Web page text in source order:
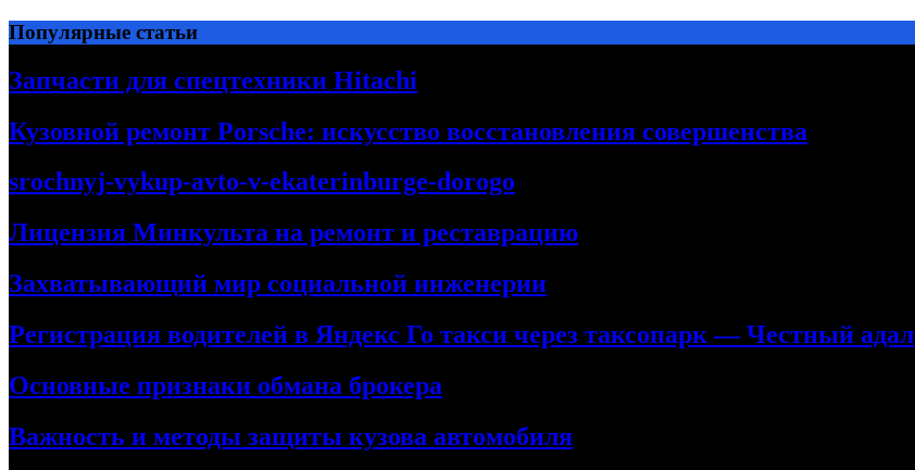
Перейти
к
содержимому
Популярные статьи
Запчасти для спецтехники Hitachi
Кузовной ремонт Porsche: искусство восстановления совершенства
srochnyj-vykup-avto-v-ekaterinburge-dorogo
Лицензия Минкульта на ремонт и реставрацию
Захватывающий мир социальной инженерии
Регистрация водителей в Яндекс Го такси через таксопарк — Честный адал
Основные признаки обмана брокера
Важность и методы защиты кузова автомобиля